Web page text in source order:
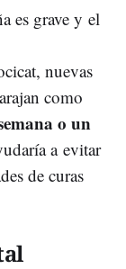
es grave y el
nuevas
como
o un
a evitar
de curas